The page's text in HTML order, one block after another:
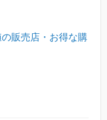
販売店・お得な購